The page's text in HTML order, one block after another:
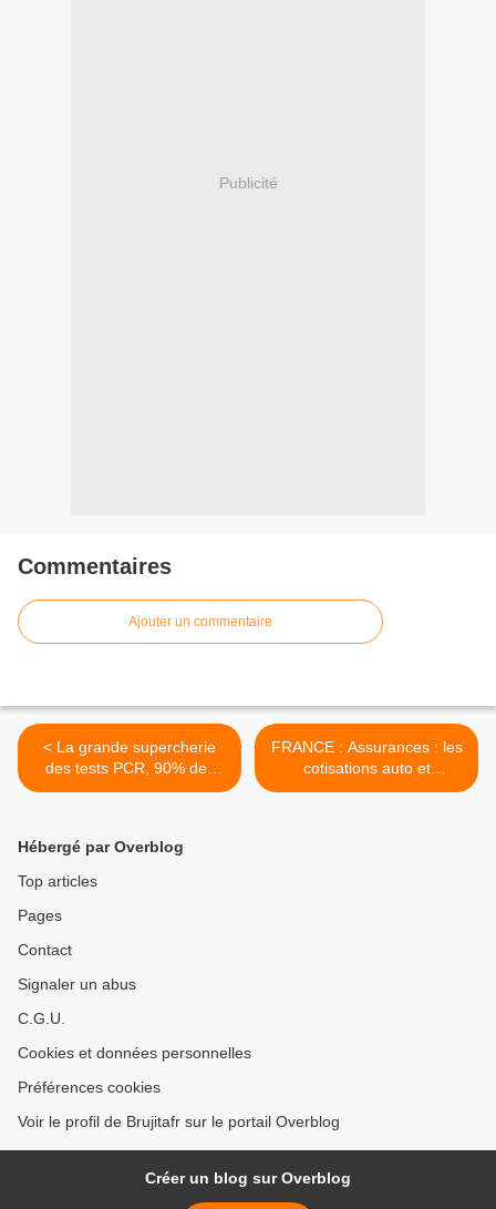
Publicité
Commentaires
Ajouter un commentaire
< La grande supercherie
des tests PCR, 90% des
cas positifs ne sont pas
FRANCE : Assurances : les
cotisations auto et
habitation vont augmenter >
Hébergé par Overblog
Top articles
Pages
Contact
Signaler un abus
C.G.U.
Cookies et données personnelles
Préférences cookies
Voir le profil de Brujitafr sur le portail Overblog
Créer un blog sur Overblog